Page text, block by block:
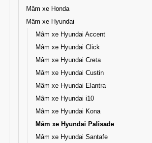
Mâm xe Honda
Mâm xe Hyundai
Mâm xe Hyundai Accent
Mâm xe Hyundai Click
Mâm xe Hyundai Creta
Mâm xe Hyundai Custin
Mâm xe Hyundai Elantra
Mâm xe Hyundai i10
Mâm xe Hyundai Kona
Mâm xe Hyundai Palisade
Mâm xe Hyundai Santafe